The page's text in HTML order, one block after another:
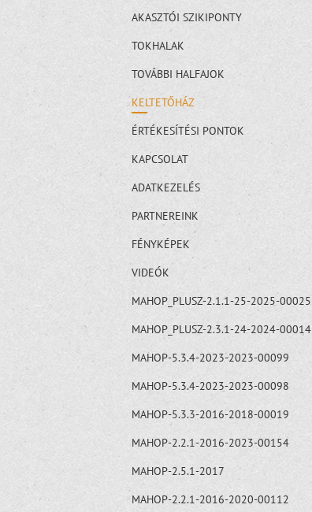
AKASZTÓI SZIKIPONTY
TOKHALAK
TOVÁBBI HALFAJOK
KELTETŐHÁZ
ÉRTÉKESÍTÉSI PONTOK
KAPCSOLAT
ADATKEZELÉS
PARTNEREINK
FÉNYKÉPEK
VIDEÓK
MAHOP_PLUSZ-2.1.1-25-2025-00025
MAHOP_PLUSZ-2.3.1-24-2024-00014
MAHOP-5.3.4-2023-2023-00099
MAHOP-5.3.4-2023-2023-00098
MAHOP-5.3.3-2016-2018-00019
MAHOP-2.2.1-2016-2023-00154
MAHOP-2.5.1-2017
MAHOP-2.2.1-2016-2020-00112